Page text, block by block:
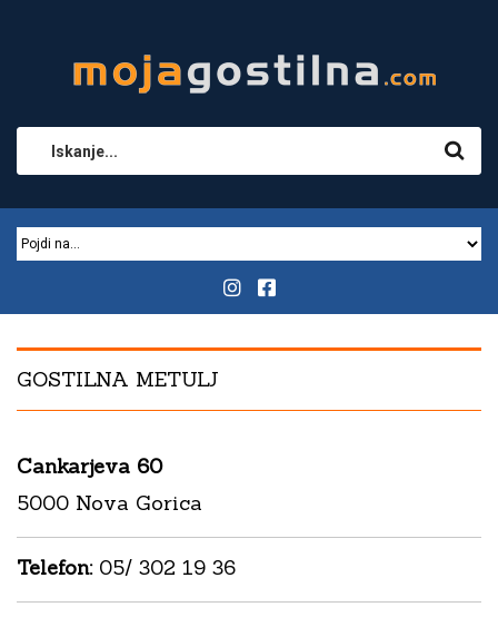
GOSTILNA METULJ
Cankarjeva 60
5000 Nova Gorica
Telefon:05/ 302 19 36